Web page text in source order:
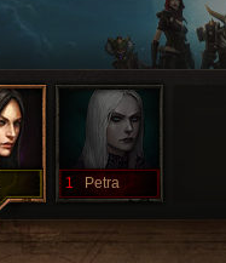
1 Petra